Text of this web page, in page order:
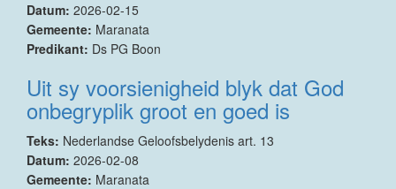
Datum: 2026-02-15
Gemeente: Maranata
Predikant: Ds PG Boon
Uit sy voorsienigheid blyk dat God
onbegryplik groot en goed is
Teks: Nederlandse Geloofsbelydenis art. 13
Datum: 2026-02-08
Gemeente: Maranata